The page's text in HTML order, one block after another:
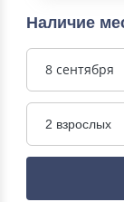
Наличие
8 сентября
2 взрослых